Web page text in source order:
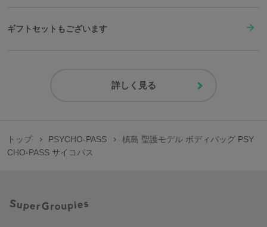
ギフトセットもございます
詳しく見る
トップ PSYCHO-PASS
槙島 聖護モデル ボディバッグ PSY
CHO-PASS サイコパス